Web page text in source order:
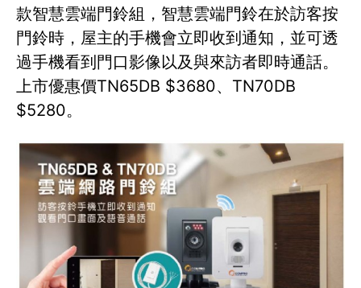
款智慧雲端門鈴組，智慧雲端門鈴在於訪客按
門鈴時，屋主的手機會立即收到通知，並可透
過手機看到門口影像以及與來訪者即時通話。
上市優惠價TN65DB $3680、TN70DB
$5280。